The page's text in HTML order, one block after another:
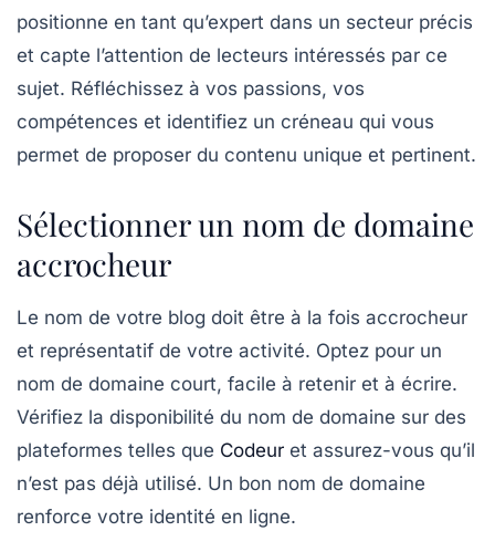
positionne en tant qu’expert dans un secteur précis
et capte l’attention de lecteurs intéressés par ce
sujet. Réfléchissez à vos passions, vos
compétences et identifiez un créneau qui vous
permet de proposer du contenu unique et pertinent.
Sélectionner un nom de domaine
accrocheur
Le nom de votre blog doit être à la fois accrocheur
et représentatif de votre activité. Optez pour un
nom de domaine court, facile à retenir et à écrire.
Vérifiez la disponibilité du nom de domaine sur des
plateformes telles que Codeur et assurez-vous qu’il
n’est pas déjà utilisé. Un bon nom de domaine
renforce votre identité en ligne.